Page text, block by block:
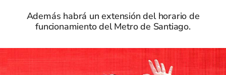
Además habrá un extensión del horario de
funcionamiento del Metro de Santiago.